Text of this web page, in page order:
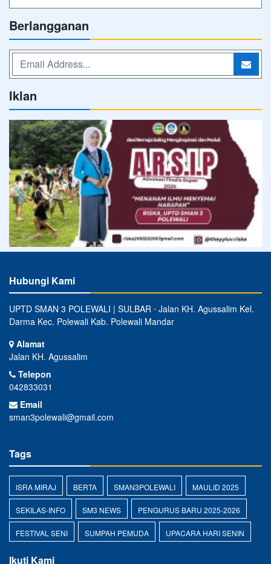
Berlangganan
Iklan
Hubungi Kami
UPTD SMAN 3 POLEWALI | SULBAR ⋅ Jalan KH. Agussalim Kel.
Darma Kec. Polewali Kab. Polewali Mandar
Alamat
Jalan KH. Agussalim
Telepon
042833031
Email
sman3polewali@gmail.com
Tags
ISRA MIRAJ BERTA SMAN3POLEWALI MAULID 2025
SEKILAS-INFO SM3 NEWS PENGURUS BARU 2025-2026
FESTIVAL SENI SUMPAH PEMUDA UPACARA HARI SENIN
Ikuti Kami